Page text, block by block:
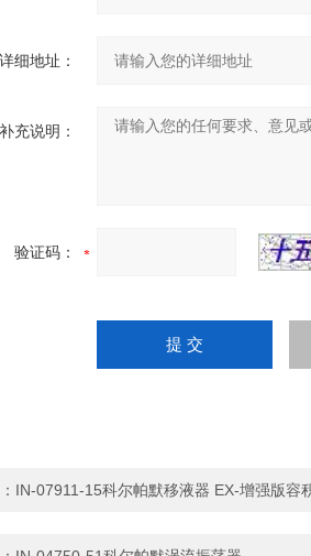
详细地址：
补充说明：
验证码：
IN-07911-15科尔帕默移液器 EX-增强版容